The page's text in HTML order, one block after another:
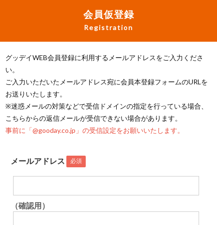
会員仮登録
Registration
グッデイWEB会員登録に利用するメールアドレスをご入力くださ
い。
ご入力いただいたメールアドレス宛に会員本登録フォームのURLを
お送りいたします。
※迷惑メールの対策などで受信ドメインの指定を行っている場合、
こちらからの返信メールが受信できない場合があります。
事前に「@gooday.co.jp」の受信設定をお願いいたします。
メールアドレス 必須
（確認用）